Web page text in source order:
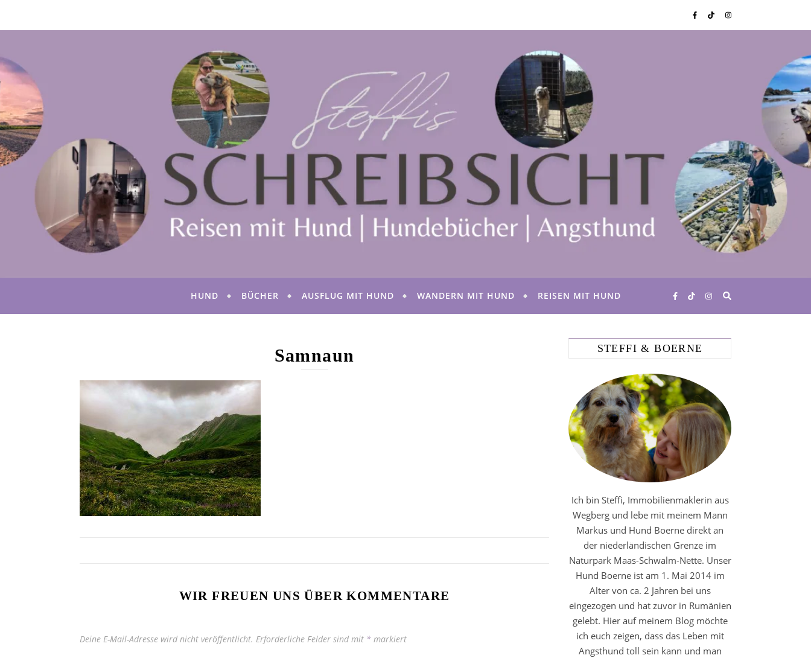
HUND BÜCHER AUSFLUG MIT HUND WANDERN MIT HUND REISEN MIT HUND
Samnaun
WIR FREUEN UNS ÜBER KOMMENTARE
Deine E-Mail-Adresse wird nicht veröffentlicht. Erforderliche Felder sind mit * markiert
STEFFI & BOERNE
Ich bin Steffi, Immobilienmaklerin aus
Wegberg und lebe mit meinem Mann
Markus und Hund Boerne direkt an
der niederländischen Grenze im
Naturpark Maas-Schwalm-Nette. Unser
Hund Boerne ist am 1. Mai 2014 im
Alter von ca. 2 Jahren bei uns
eingezogen und hat zuvor in Rumänien
gelebt. Hier auf meinem Blog möchte
ich euch zeigen, dass das Leben mit
Angsthund toll sein kann und man